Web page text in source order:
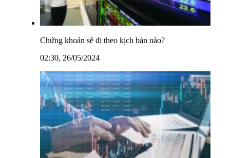
Chứng khoán sẽ đi theo kịch bản nào?
02:30, 26/05/2024